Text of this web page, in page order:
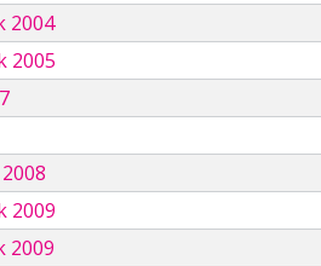
2004
2005
2009
2009